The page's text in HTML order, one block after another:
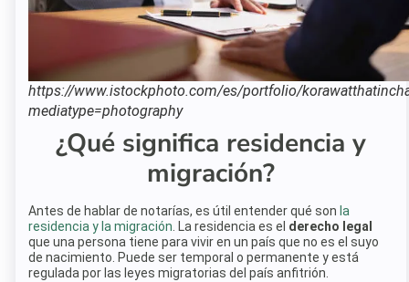
https://www.istockphoto.com/es/portfolio/
mediatype=photography
¿Qué significa residencia y
migración?
Antes de hablar de notarías, es útil entender qué son la
residencia y la migración. La residencia es el derecho legal
que una persona tiene para vivir en un país que no es el suyo
de nacimiento. Puede ser temporal o permanente y está
regulada por las leyes migratorias del país anfitrión.